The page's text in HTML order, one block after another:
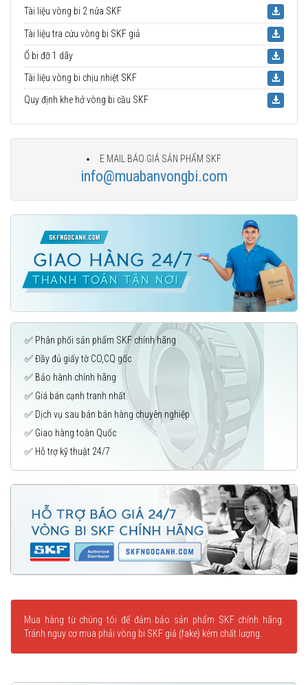
Tài liệu vòng bi 2 nửa SKF
Tài liệu tra cứu vòng bi SKF giả
Ổ bi đỡ 1 dãy
Tài liệu vòng bi chịu nhiệt SKF
Quy định khe hở vòng bi cầu SKF
E MAIL BÁO GIÁ SẢN PHẨM SKF
info@muabanvongbi.com
✅ Phân phối sản phẩm SKF chính hãng
✅ Đầy đủ giấy tờ CO,CQ gốc
✅ Bảo hành chính hãng
✅ Giá bán cạnh tranh nhất
✅ Dịch vụ sau bán bán hàng chuyên nghiệp
✅ Giao hàng toàn Quốc
✅ Hỗ trợ kỹ thuật 24/7
Mua hàng từ chúng tôi để đảm bảo sản phẩm SKF chính hãng.
Tránh nguy cơ mua phải vòng bi SKF giả (fake) kém chất lượng.